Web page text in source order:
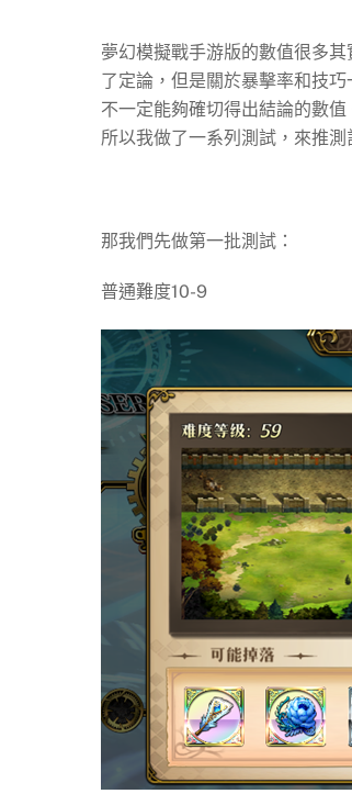
夢幻模擬戰手游版的數值很多
了定論，但是關於暴擊率和技
不一定能夠確切得出結論的數值
所以我做了一系列測試，來推
那我們先做第一批測試：
普通難度10-9